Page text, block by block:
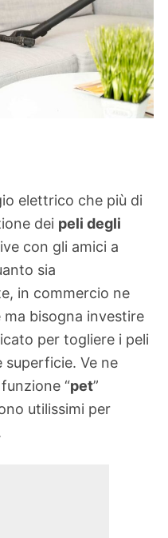
elettrico che più di
dei peli degli
con gli amici a
sia
in commercio ne
bisogna investire
per togliere i peli
superficie. Ve ne
“pet”
utilissimi per